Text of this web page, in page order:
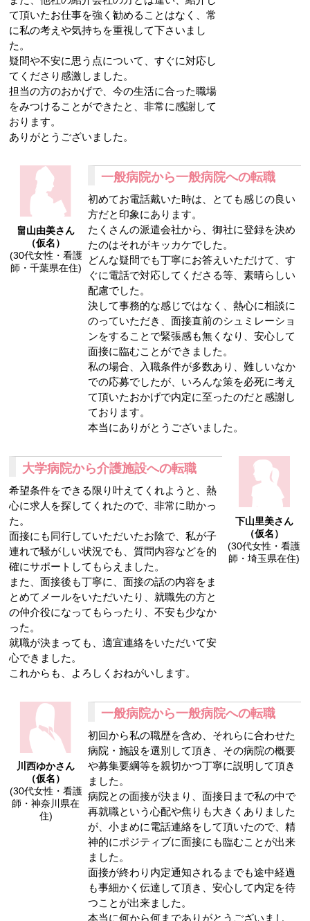
て頂いたお仕事を強く勧めることはなく、常
に私の考えや気持ちを重視して下さいまし
た。
疑問や不安に思う点について、すぐに対応し
てくださり感激しました。
担当の方のおかげで、今の生活に合った職場
をみつけることができたと、非常に感謝して
おります。
ありがとうございました。
畠山由美さん
（仮名）
(30代女性・看護
師・千葉県在住)
一般病院から一般病院への転職
初めてお電話戴いた時は、とても感じの良い
方だと印象にあります。
たくさんの派遣会社から、御社に登録を決め
たのはそれがキッカケでした。
どんな疑問でも丁寧にお答えいただけて、す
ぐに電話で対応してくださる等、素晴らしい
配慮でした。
決して事務的な感じではなく、熱心に相談に
のっていただき、面接直前のシュミレーショ
ンをすることで緊張感も無くなり、安心して
面接に臨むことができました。
私の場合、入職条件が多数あり、難しいなか
での応募でしたが、いろんな策を必死に考え
て頂いたおかげで内定に至ったのだと感謝し
ております。
本当にありがとうございました。
下山里美さん
（仮名）
(30代女性・看護
師・埼玉県在住)
大学病院から介護施設への転職
希望条件をできる限り叶えてくれようと、熱
心に求人を探してくれたので、非常に助かっ
た。
面接にも同行していただいたお陰で、私が子
連れで騒がしい状況でも、質問内容などを的
確にサポートしてもらえました。
また、面接後も丁寧に、面接の話の内容をま
とめてメールをいただいたり、就職先の方と
の仲介役になってもらったり、不安も少なか
った。
就職が決まっても、適宜連絡をいただいて安
心できました。
これからも、よろしくおねがいします。
川西ゆかさん
（仮名）
(30代女性・看護
師・神奈川県在
住)
一般病院から一般病院への転職
初回から私の職歴を含め、それらに合わせた
病院・施設を選別して頂き、その病院の概要
や募集要綱等を親切かつ丁寧に説明して頂き
ました。
病院との面接が決まり、面接日まで私の中で
再就職という心配や焦りも大きくありました
が、小まめに電話連絡をして頂いたので、精
神的にポジティブに面接にも臨むことが出来
ました。
面接が終わり内定通知されるまでも途中経過
も事細かく伝達して頂き、安心して内定を待
つことが出来ました。
本当に何から何までありがとうございまし